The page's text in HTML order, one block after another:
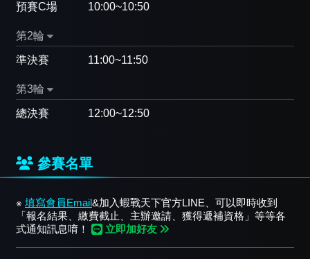
預賽C場
10:00~10:50
第2輪
準決賽 11:00~11:50
第3輪
總決賽 12:00~12:50
參賽名單
※ 填寫會員Email&加入蝦戰天下官方LINE、可以即時收到
「報名結果、繳費截止、主辦邀請、獲得遞補資格」等等各
式通知訊息唷！
立即加好友